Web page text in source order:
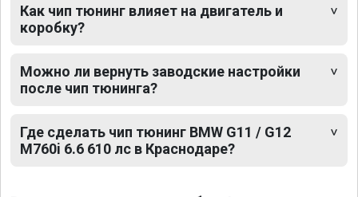
Как чип тюнинг влияет на двигатель и
коробку?
Можно ли вернуть заводские настройки
после чип тюнинга?
Где сделать чип тюнинг BMW G11 / G12
M760i 6.6 610 лс в Краснодаре?